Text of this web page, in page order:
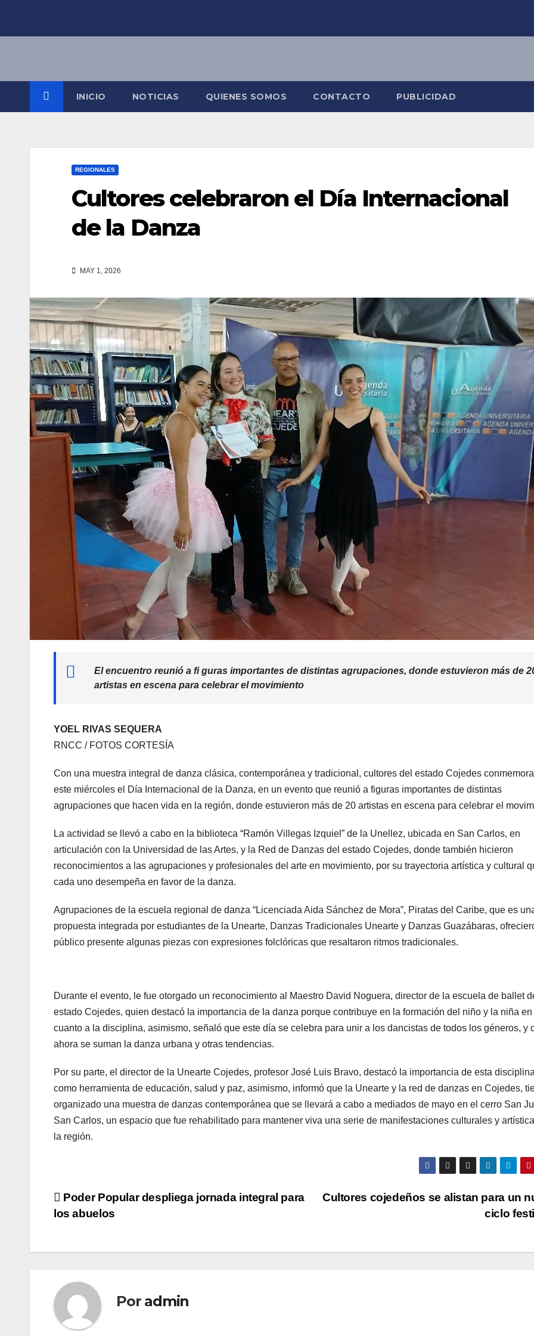
INICIO NOTICIAS QUIENES SOMOS CONTACTO PUBLICIDAD
REGIONALES
Cultores celebraron el Día Internacional
de la Danza
MAY 1, 2026
El encuentro reunió a fi guras importantes de distintas agrupaciones, donde estuvieron más de
artistas en escena para celebrar el movimiento
YOEL RIVAS SEQUERA
RNCC / FOTOS CORTESÍA
Con una muestra integral de danza clásica, contemporánea y tradicional, cultores del estado Cojedes
este miércoles el Día Internacional de la Danza, en un evento que reunió a figuras importantes de distintas
agrupaciones que hacen vida en la región, donde estuvieron más de 20 artistas en escena para celebrar el
La actividad se llevó a cabo en la biblioteca “Ramón Villegas Izquiel” de la Unellez, ubicada en San Carlos, en
articulación con la Universidad de las Artes, y la Red de Danzas del estado Cojedes, donde también hicieron
reconocimientos a las agrupaciones y profesionales del arte en movimiento, por su trayectoria artística y cultural
cada uno desempeña en favor de la danza.
Agrupaciones de la escuela regional de danza “Licenciada Aida Sánchez de Mora”, Piratas del Caribe, que es
propuesta integrada por estudiantes de la Unearte, Danzas Tradicionales Unearte y Danzas Guazábaras,
público presente algunas piezas con expresiones folclóricas que resaltaron ritmos tradicionales.
Durante el evento, le fue otorgado un reconocimiento al Maestro David Noguera, director de la escuela de ballet
estado Cojedes, quien destacó la importancia de la danza porque contribuye en la formación del niño y la niña en
cuanto a la disciplina, asimismo, señaló que este día se celebra para unir a los dancistas de todos los géneros, y
ahora se suman la danza urbana y otras tendencias.
Por su parte, el director de la Unearte Cojedes, profesor José Luis Bravo, destacó la importancia de esta
como herramienta de educación, salud y paz, asimismo, informó que la Unearte y la red de danzas en Cojedes,
organizado una muestra de danzas contemporánea que se llevará a cabo a mediados de mayo en el cerro San
San Carlos, un espacio que fue rehabilitado para mantener viva una serie de manifestaciones culturales y
la región.
Navegación
entradas
Cultores cojedeños se alistan para un
ciclo
Poder Popular despliega jornada integral para
los abuelos
Por admin